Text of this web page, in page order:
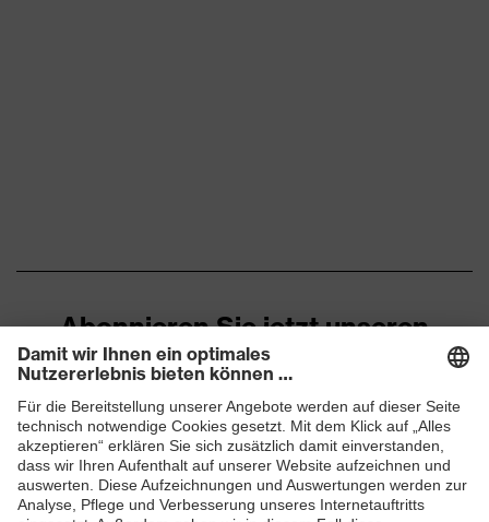
Abonnieren Sie jetzt unseren
Newsletter
ZUM NEWSLETTER ANMELDEN